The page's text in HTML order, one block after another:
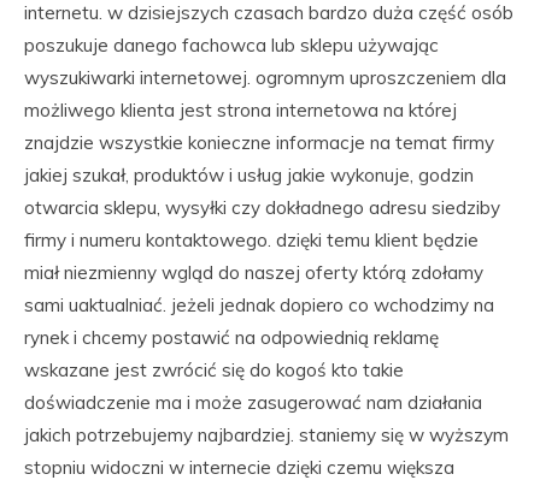
internetu. w dzisiejszych czasach bardzo duża część osób
poszukuje danego fachowca lub sklepu używając
wyszukiwarki internetowej. ogromnym uproszczeniem dla
możliwego klienta jest strona internetowa na której
znajdzie wszystkie konieczne informacje na temat firmy
jakiej szukał, produktów i usług jakie wykonuje, godzin
otwarcia sklepu, wysyłki czy dokładnego adresu siedziby
firmy i numeru kontaktowego. dzięki temu klient będzie
miał niezmienny wgląd do naszej oferty którą zdołamy
sami uaktualniać. jeżeli jednak dopiero co wchodzimy na
rynek i chcemy postawić na odpowiednią reklamę
wskazane jest zwrócić się do kogoś kto takie
doświadczenie ma i może zasugerować nam działania
jakich potrzebujemy najbardziej. staniemy się w wyższym
stopniu widoczni w internecie dzięki czemu większa